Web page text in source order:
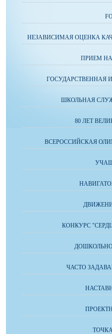
НЕЗАВИСИМАЯ ОЦЕНКА
ПРИЕМ
ГОСУДАРСТВЕННАЯ
ШКОЛЬНАЯ
80 ЛЕТ
ВСЕРОССИЙСКАЯ
КОНКУРС
ЧАСТО